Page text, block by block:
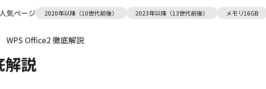
人気ページ 2020年以降（10世代前後） 2023年以降（13世代前後） メモリ16GB
WPS Office2 徹底解説
解説